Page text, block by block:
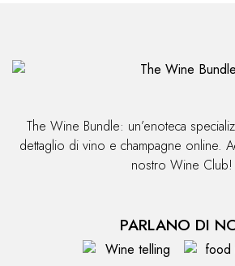
The Wine Bundle: un’enoteca
dettaglio di vino e champagne online.
nostro Wine Club!
PARLANO DI